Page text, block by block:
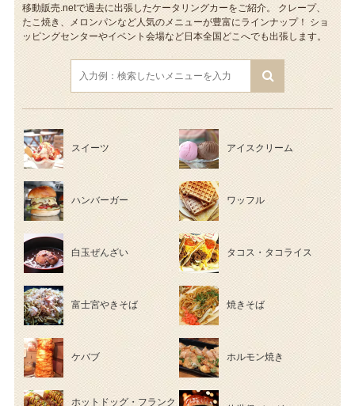
移動販売.netで過去に出張したケータリングカーをご紹介。
クレープ、
たこ焼き、メロンパンなど人気のメニューが豊富にラインナップ！ ショ
ッピングセンターやイベント会場など日本全国どこへでも出張します。
スイーツ アイスクリーム
ハンバーガー ワッフル
白玉ぜんざい タコス・タコライス
富士宮やきそば 焼きそば
ケバブ ホルモン焼き
ホットドッグ・フランク